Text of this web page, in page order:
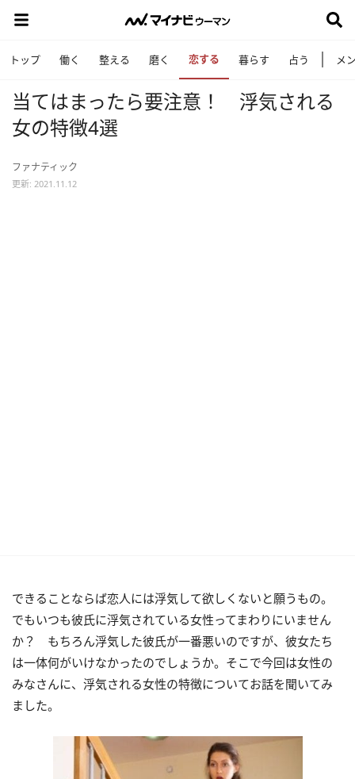
トップ 働く 整える 磨く 恋する 暮らす 占う メ
当てはまったら要注意！ 浮気される
女の特徴4選
ファナティック
更新: 2021.11.12
できることならば恋人には浮気して欲しくないと願うもの。
でもいつも彼氏に浮気されている女性ってまわりにいません
か？ もちろん浮気した彼氏が一番悪いのですが、彼女たち
は一体何がいけなかったのでしょうか。そこで今回は女性の
みなさんに、浮気される女性の特徴についてお話を聞いてみ
ました。